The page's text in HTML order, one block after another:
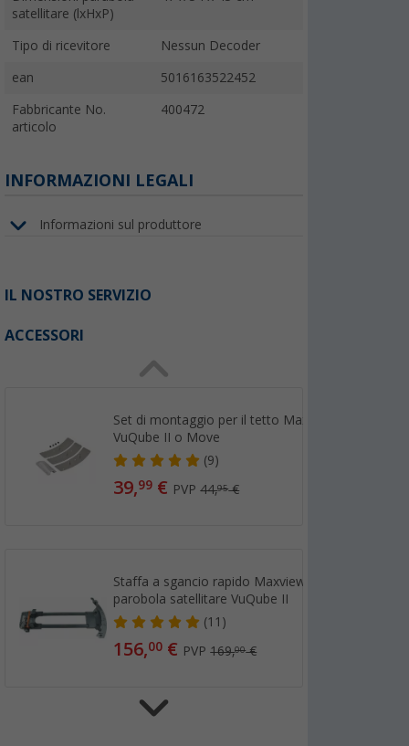
satellitare (lxHxP)
Tipo di ricevitore Nessun Decoder
ean 5016163522452
Fabbricante No.
articolo
400472
INFORMAZIONI LEGALI
Informazioni sul produttore
IL NOSTRO SERVIZIO
ACCESSORI
Set di montaggio per il tetto Maxview
VuQube II o Move
(9)
39,99 € PVP44,95€
Staffa a sgancio rapido Maxview per la
parobola satellitare VuQube II
(11)
156,00 € PVP169,00€